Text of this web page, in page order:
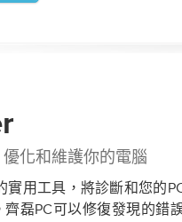
化和維護你的電腦
實用工具，將診斷和您的
磊PC可以修​​復發現的錯